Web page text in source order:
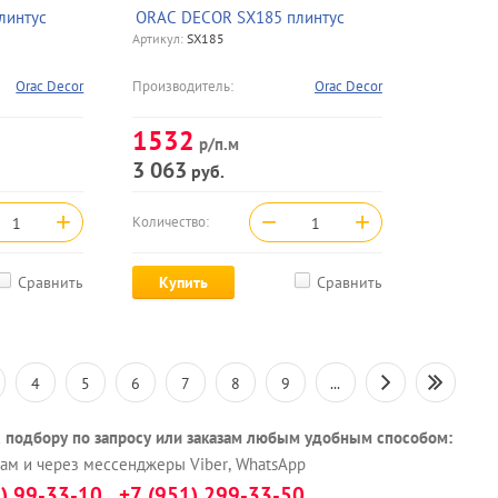
Orac Decor
+
Сравнить
ORAC DECOR SX185 плинтус
Артикул: SX185
Производитель: Orac Decor
1532 р/п.м
3 063 руб.
Количество: − +
Купить Сравнить
4 5 6 7 8 9 ...
подбору по запросу или заказам любым удобным способом:
и через мессенджеры Viber, WhatsApp